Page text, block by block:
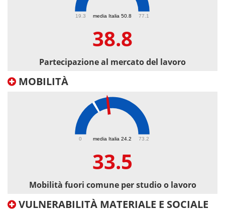
media Italia 50.8
19.3 77.1
38.8
Partecipazione al mercato del lavoro
MOBILITÀ
media Italia 24.2
0 73.2
33.5
Mobilità fuori comune per studio o lavoro
VULNERABILITÀ MATERIALE E SOCIALE